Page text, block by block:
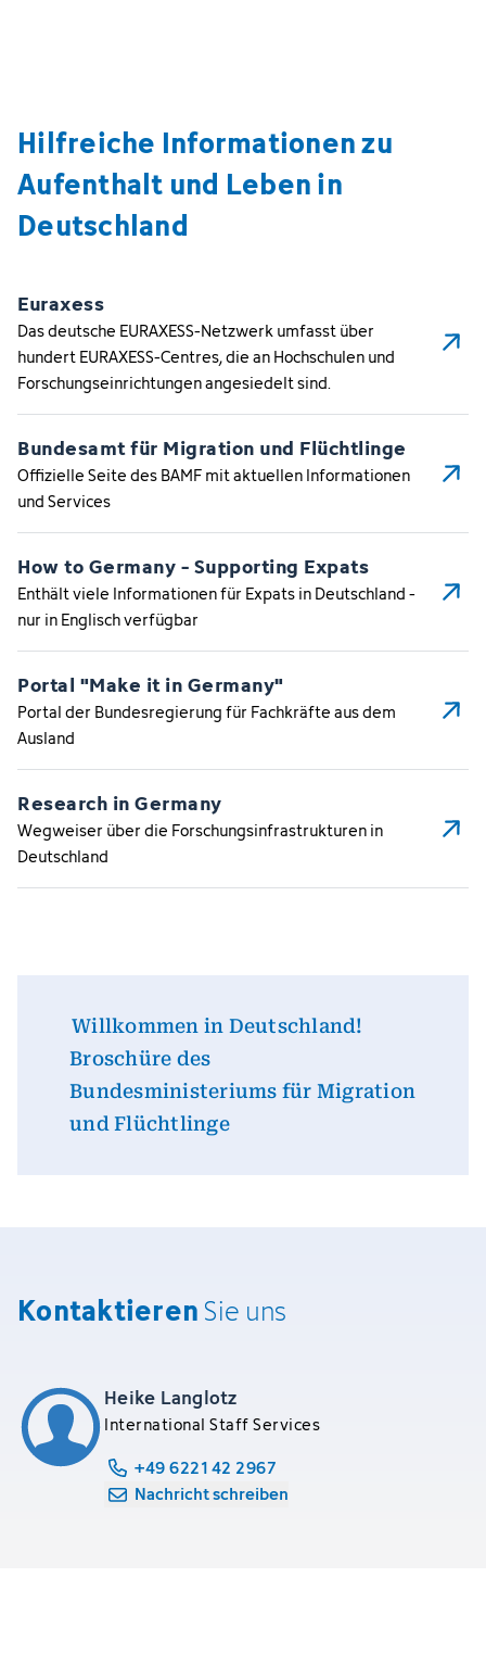
Hilfreiche Informationen zu
Aufenthalt und Leben in
Deutschland
Euraxess
Das deutsche EURAXESS-Netzwerk umfasst über
hundert EURAXESS-Centres, die an Hochschulen und
Forschungseinrichtungen angesiedelt sind.
Bundesamt für Migration und Flüchtlinge
Offizielle Seite des BAMF mit aktuellen Informationen
und Services
How to Germany - Supporting Expats
Enthält viele Informationen für Expats in Deutschland -
nur in Englisch verfügbar
Portal "Make it in Germany"
Portal der Bundesregierung für Fachkräfte aus dem
Ausland
Research in Germany
Wegweiser über die Forschungsinfrastrukturen in
Deutschland
Willkommen in Deutschland!
Broschüre des
Bundesministeriums für Migration
und Flüchtlinge
KontaktierenSie uns
Heike Langlotz
International Staff Services
+49 6221 42 2967
Nachricht schreiben